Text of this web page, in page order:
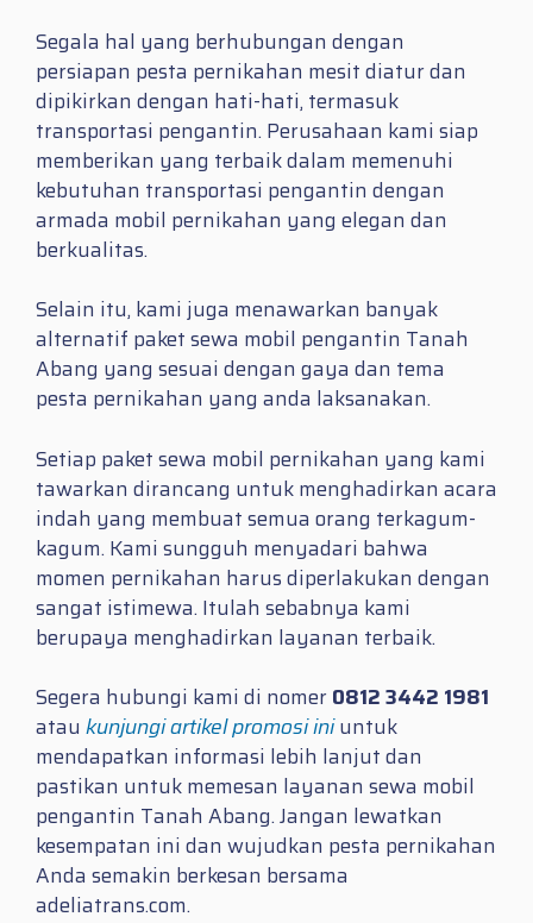
Segala hal yang berhubungan dengan
persiapan pesta pernikahan mesit diatur dan
dipikirkan dengan hati-hati, termasuk
transportasi pengantin. Perusahaan kami siap
memberikan yang terbaik dalam memenuhi
kebutuhan transportasi pengantin dengan
armada mobil pernikahan yang elegan dan
berkualitas.
Selain itu, kami juga menawarkan banyak
alternatif paket sewa mobil pengantin Tanah
Abang yang sesuai dengan gaya dan tema
pesta pernikahan yang anda laksanakan.
Setiap paket sewa mobil pernikahan yang kami
tawarkan dirancang untuk menghadirkan acara
indah yang membuat semua orang terkagum-
kagum. Kami sungguh menyadari bahwa
momen pernikahan harus diperlakukan dengan
sangat istimewa. Itulah sebabnya kami
berupaya menghadirkan layanan terbaik.
Segera hubungi kami di nomer0812 3442 1981
atau kunjungi artikel promosi iniuntuk
mendapatkan informasi lebih lanjut dan
pastikan untuk memesan layanan sewa mobil
pengantin Tanah Abang. Jangan lewatkan
kesempatan ini dan wujudkan pesta pernikahan
Anda semakin berkesan bersama
adeliatrans.com.